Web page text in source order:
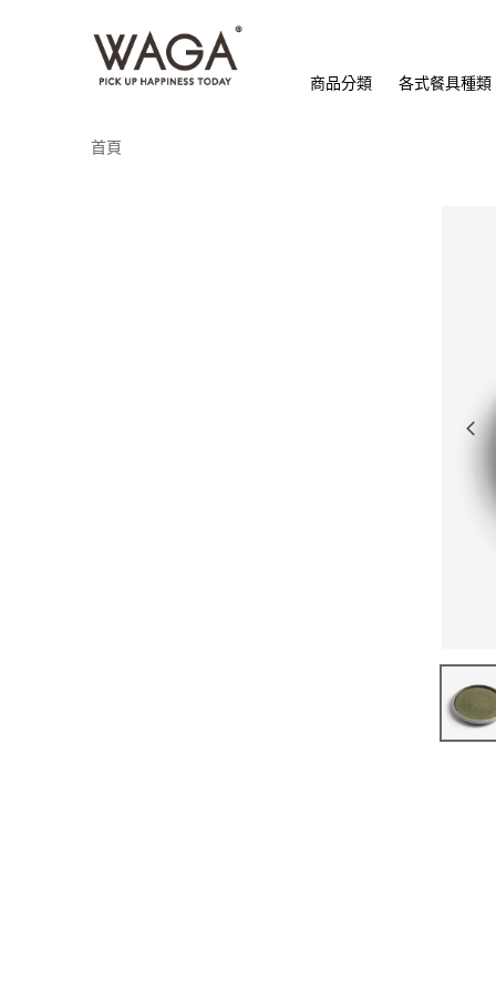
商品分類 各式餐具種類
首頁